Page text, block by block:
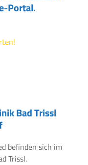
Portal.
Bad Trissl
befinden sich im
Trissl.